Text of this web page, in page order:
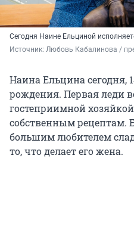
Сегодня Наине Ельциной
Источник: Любовь Кабалинова /
Наина Ельцина сегодня,
рождения. Первая леди
гостеприимной
собственным рецептам.
большим любителем
то, что делает его жена.